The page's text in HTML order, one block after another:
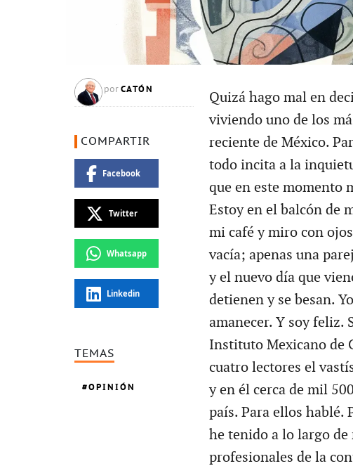
por CATÓN
COMPARTIR
Facebook
Twitter
Whatsapp
Linkedin
TEMAS
OPINIÓN
Quizá hago mal en
viviendo uno de los
reciente de México.
todo incita a la
que en este momento
Estoy en el balcón de
mi café y miro con
vacía; apenas una
y el nuevo día que
detienen y se besan.
amanecer. Y soy feliz.
Instituto Mexicano de
cuatro lectores el
y en él cerca de mil
país. Para ellos hablé.
he tenido a lo largo
profesionales de la